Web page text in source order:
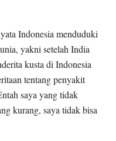
Indonesia menduduki
yakni setelah India
kusta di Indonesia
tentang penyakit
saya yang tidak
kurang, saya tidak bisa